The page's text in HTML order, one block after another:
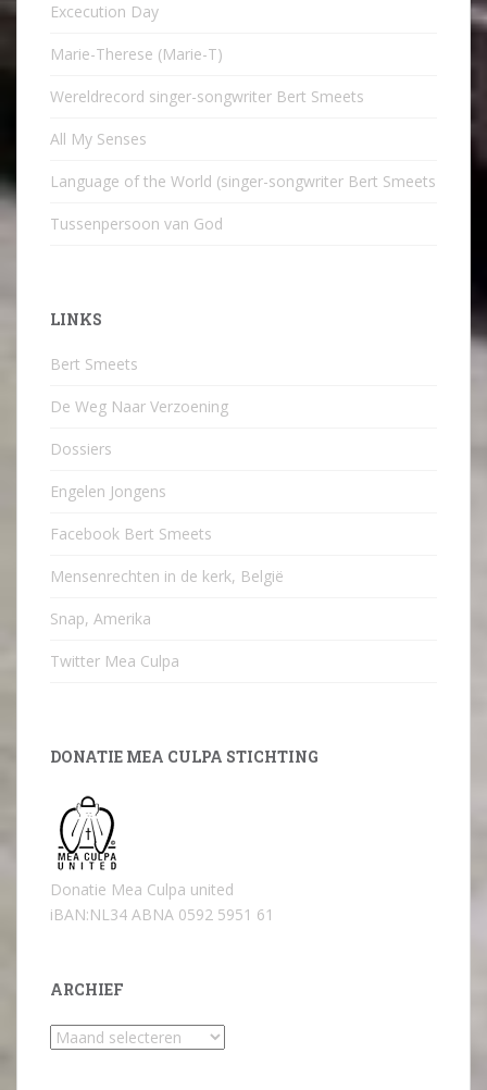
Excecution Day
Marie-Therese (Marie-T)
Wereldrecord singer-songwriter Bert Smeets
All My Senses
Language of the World (singer-songwriter Bert Smeets
Tussenpersoon van God
LINKS
Bert Smeets
De Weg Naar Verzoening
Dossiers
Engelen Jongens
Facebook Bert Smeets
Mensenrechten in de kerk, België
Snap, Amerika
Twitter Mea Culpa
DONATIE MEA CULPA STICHTING
Donatie Mea Culpa united
iBAN:NL34 ABNA 0592 5951 61
ARCHIEF
Archief